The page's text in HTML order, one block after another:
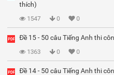
thích)
1547 0 0
Đề 15 - 50 câu Tiếng Anh thi
1363 0 0
Đề 14 - 50 câu Tiếng Anh thi